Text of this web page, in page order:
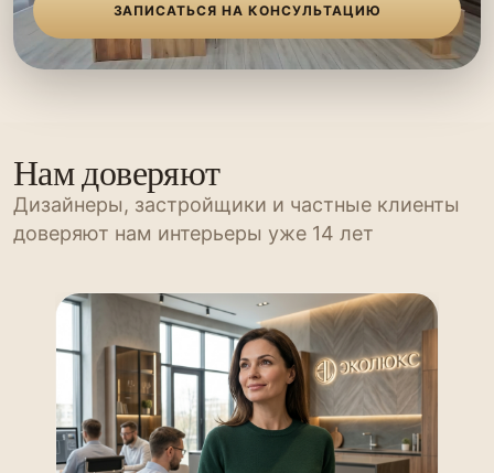
ЗАПИСАТЬСЯ НА КОНСУЛЬТАЦИЮ
Нам доверяют
Дизайнеры, застройщики и частные клиенты
доверяют нам интерьеры уже 14 лет